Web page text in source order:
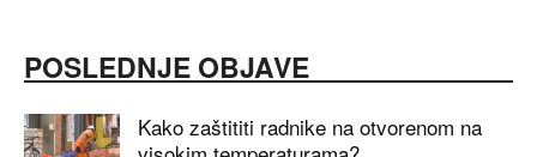
POSLEDNJE OBJAVE
Kako zaštititi radnike na otvorenom na